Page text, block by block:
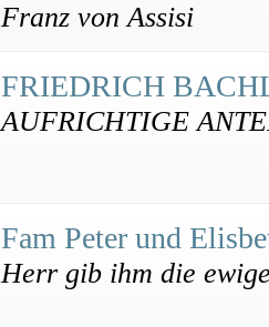
Franz von Assisi
FRIEDRICH
AUFRICHTIGE
Fam Peter und
Herr gib ihm die